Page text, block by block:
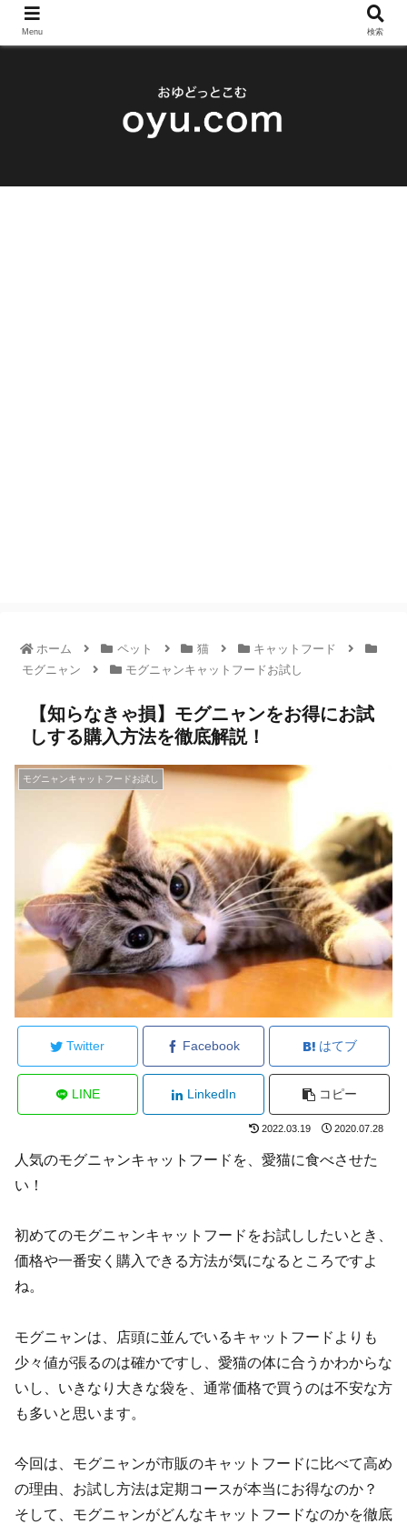
ホーム ペット 猫
キャットフード
モグニャン
モグニャンキャットフードお試し
【知らなきゃ損】モグニャンをお得にお試
しする購入方法を徹底解説！
モグニャンキャットフードお試し
Twitter Facebook はてブ
LINE LinkedIn コピー
2022.03.19 2020.07.28
人気のモグニャンキャットフードを、愛猫に食べさせた
い！
初めてのモグニャンキャットフードをお試ししたいとき、
価格や一番安く購入できる方法が気になるところですよ
ね。
モグニャンは、店頭に並んでいるキャットフードよりも
少々値が張るのは確かですし、愛猫の体に合うかわからな
いし、いきなり大きな袋を、通常価格で買うのは不安な方
も多いと思います。
今回は、モグニャンが市販のキャットフードに比べて高め
の理由、お試し方法は定期コースが本当にお得なのか？
そして、モグニャンがどんなキャットフードなのかを徹底
Menu 検索